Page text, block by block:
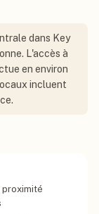
dans Key
L'accès à
en environ
incluent
proximité